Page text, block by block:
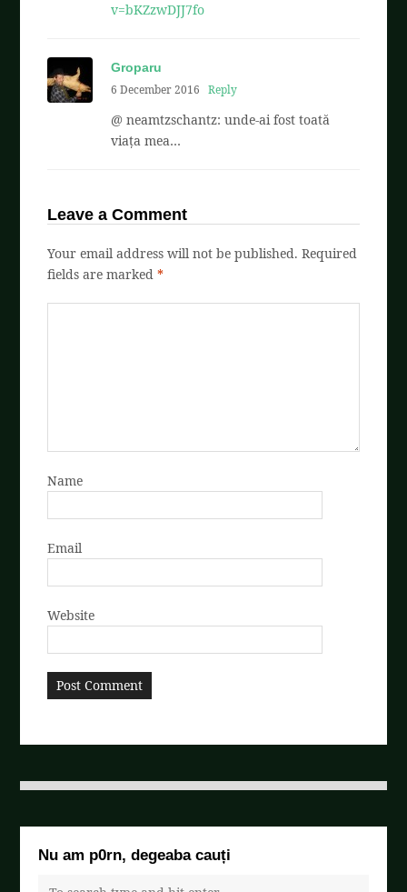
v=bKZzwDJJ7fo
Groparu
6 December 2016
Reply
@ neamtzschantz: unde-ai fost toată
viața mea…
Leave a Comment
Your email address will not be published. Required
fields are marked*
Name
Email
Website
Nu am p0rn, degeaba cauți